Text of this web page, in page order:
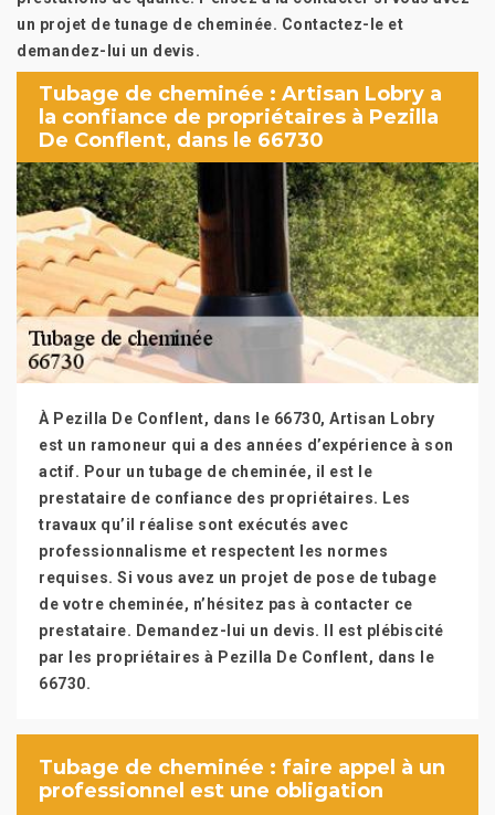
un projet de tunage de cheminée. Contactez-le et
demandez-lui un devis.
Tubage de cheminée : Artisan Lobry a
la confiance de propriétaires à Pezilla
De Conflent, dans le 66730
À Pezilla De Conflent, dans le 66730, Artisan Lobry
est un ramoneur qui a des années d’expérience à son
actif. Pour un tubage de cheminée, il est le
prestataire de confiance des propriétaires. Les
travaux qu’il réalise sont exécutés avec
professionnalisme et respectent les normes
requises. Si vous avez un projet de pose de tubage
de votre cheminée, n’hésitez pas à contacter ce
prestataire. Demandez-lui un devis. Il est plébiscité
par les propriétaires à Pezilla De Conflent, dans le
66730.
Tubage de cheminée : faire appel à un
professionnel est une obligation